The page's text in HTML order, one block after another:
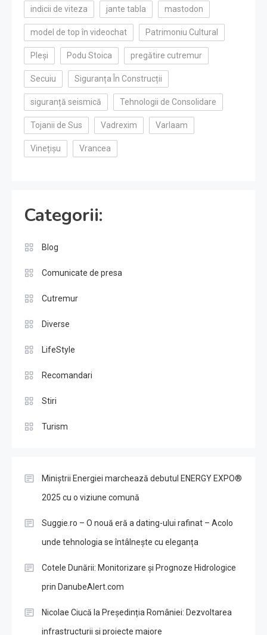
indicii de viteza jante tabla mastodon
model de top în videochat Patrimoniu Cultural
Pleși Podu Stoica pregătire cutremur
Secuiu Siguranța În Construcții
siguranță seismică Tehnologii de Consolidare
Tojanii de Sus Vadrexim Varlaam
Vinețișu Vrancea
Categorii:
Blog
Comunicate de presa
Cutremur
Diverse
LifeStyle
Recomandari
Stiri
Turism
Miniștrii Energiei marchează debutul ENERGY EXPO®
2025 cu o viziune comună
Suggie.ro – O nouă eră a dating-ului rafinat – Acolo
unde tehnologia se întâlnește cu eleganța
Cotele Dunării: Monitorizare și Prognoze Hidrologice
prin DanubeAlert.com
Nicolae Ciucă la Președinția României: Dezvoltarea
infrastructurii și proiecte majore